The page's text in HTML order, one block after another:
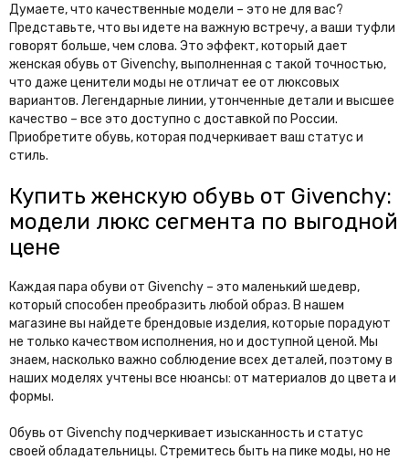
Думаете, что качественные модели – это не для вас?
Представьте, что вы идете на важную встречу, а ваши туфли
говорят больше, чем слова. Это эффект, который дает
женская обувь от Givenchy, выполненная с такой точностью,
что даже ценители моды не отличат ее от люксовых
вариантов. Легендарные линии, утонченные детали и высшее
качество – все это доступно с доставкой по России.
Приобретите обувь, которая подчеркивает ваш статус и
стиль.
Купить женскую обувь от Givenchy:
модели люкс сегмента по выгодной
цене
Каждая пара обуви от Givenchy – это маленький шедевр,
который способен преобразить любой образ. В нашем
магазине вы найдете брендовые изделия, которые порадуют
не только качеством исполнения, но и доступной ценой. Мы
знаем, насколько важно соблюдение всех деталей, поэтому в
наших моделях учтены все нюансы: от материалов до цвета и
формы.
Обувь от Givenchy подчеркивает изысканность и статус
своей обладательницы. Стремитесь быть на пике моды, но не